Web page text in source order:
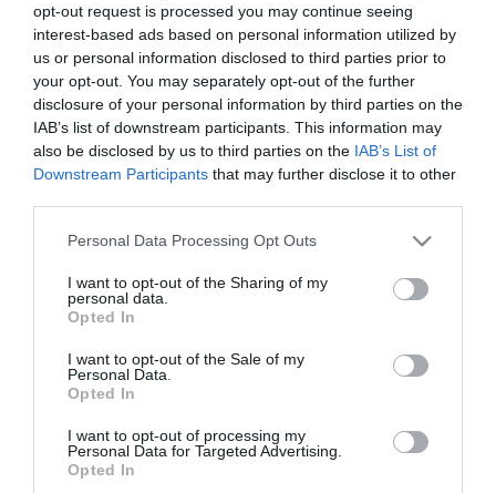
opt-out request is processed you may continue seeing
interest-based ads based on personal information utilized by
us or personal information disclosed to third parties prior to
your opt-out. You may separately opt-out of the further
disclosure of your personal information by third parties on the
IAB’s list of downstream participants. This information may
also be disclosed by us to third parties on the IAB’s List of
Downstream Participants that may further disclose it to other
Please note that this website/app uses one or more Google
not limited to your visit or usage behaviour. You may click to
grant or deny consent to Google and its third-party tags to
use your data for below specified purposes in below Google
consent section.
Personal Data Processing Opt Outs
I want to opt-out of the Sharing of my
personal data.
Opted In
I want to opt-out of the Sale of my
Personal Data.
Opted In
I want to opt-out of processing my
Personal Data for Targeted Advertising.
Opted In
NEM KÉSETT A SEGÍTSÉG: KLÍMÁT ADOMÁNYOZTAK AZ
EGRI MENHELY FORRÓSÁGTÓL SZENVEDŐ KUTYÁINAK
2021. július 29|Eger ügye
Portálunk is hírt adott róla, hogy az egri Állatokat Védjük Együtt
Alapítvány segítséget kért klímaberendezés beszerzéséhez,
miután számos öreg kutyájuk lett rosszul a hőségben. Mivel
állatorvos...
EGRI SZÍNHÁZ TÁRSULATA (VIDEÓ)
A "Fogadj örökbe!" kampányhoz csatlakozott a Gárdonyi Géza
Színház, melyet az Állatokat Védjük Együtt Alapítvány indított el.
fényképeket...
LEHET NÉZNI, MIELŐTT HAZAVINNÉNK ŐKET
2021. december 28| Mindenki ügye